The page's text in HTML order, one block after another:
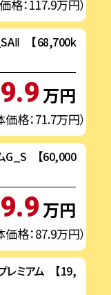
格：117.9万円）
【68,700k
万円
価格：71.7万円）
【60,000
万円
価格：87.9万円）
ミアム 【19,